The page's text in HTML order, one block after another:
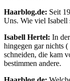
Haarblog.de: Seit
Uns. Wie viel
Isabell Hertel: In
hingegen gar nichts
schneiden, die kam
bestimmen andere.